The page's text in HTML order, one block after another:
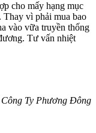
cho mấy hạng mục
Thay vì phải mua bao
vào vữa truyền thống
Tư vấn nhiệt
Ty Phương Đông